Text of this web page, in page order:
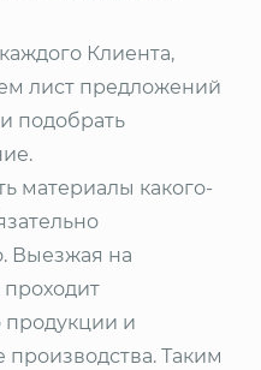
Клиента,
лист предложений
подобрать
материалы какого-
Выезжая на
продукции и
производства. Таким